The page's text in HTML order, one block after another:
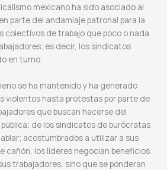
mexicano ha sido asociado al
parte del andamiaje patronal para la
colectivos de trabajo que poco o nada
es decir, los sindicatos
en turno.
se ha mantenido y ha generado
violentos hasta protestas por parte de
que buscan hacerse del
de los sindicatos de burócratas
acostumbrados a utilizar a sus
cañón, los líderes negocian beneficios
trabajadores, sino que se ponderan